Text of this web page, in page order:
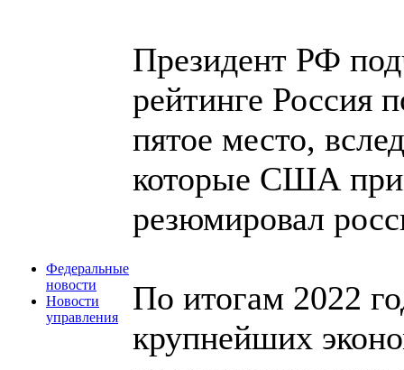
Федеральные
новости
Новости
управления
Президент РФ
рейтинге Россия
пятое место,
которые США
резюмировал
По итогам 2022
крупнейших